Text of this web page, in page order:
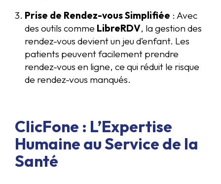
Prise de Rendez-vous Simplifiée : Avec
des outils comme LibreRDV, la gestion des
rendez-vous devient un jeu d’enfant. Les
patients peuvent facilement prendre
rendez-vous en ligne, ce qui réduit le risque
de rendez-vous manqués.
ClicFone : L’Expertise
Humaine au Service de la
Santé